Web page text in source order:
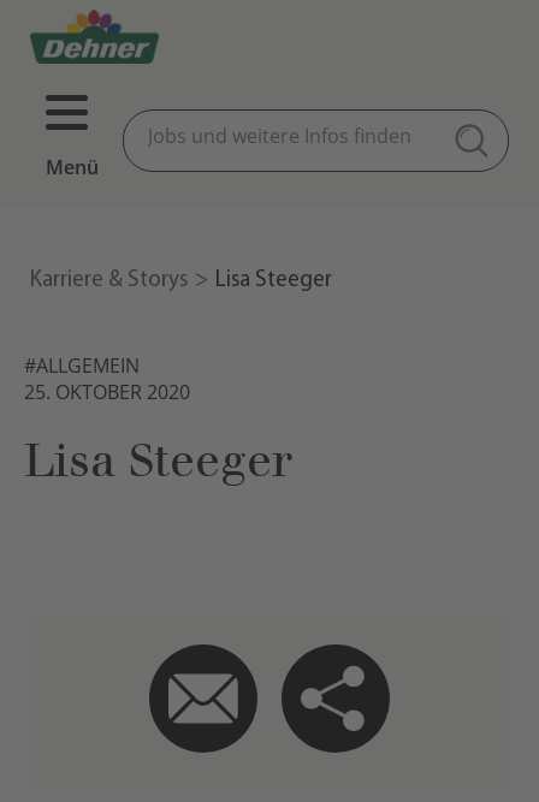
Menü
Karriere & Storys Lisa Steeger
#ALLGEMEIN
25. OKTOBER 2020
Lisa Steeger